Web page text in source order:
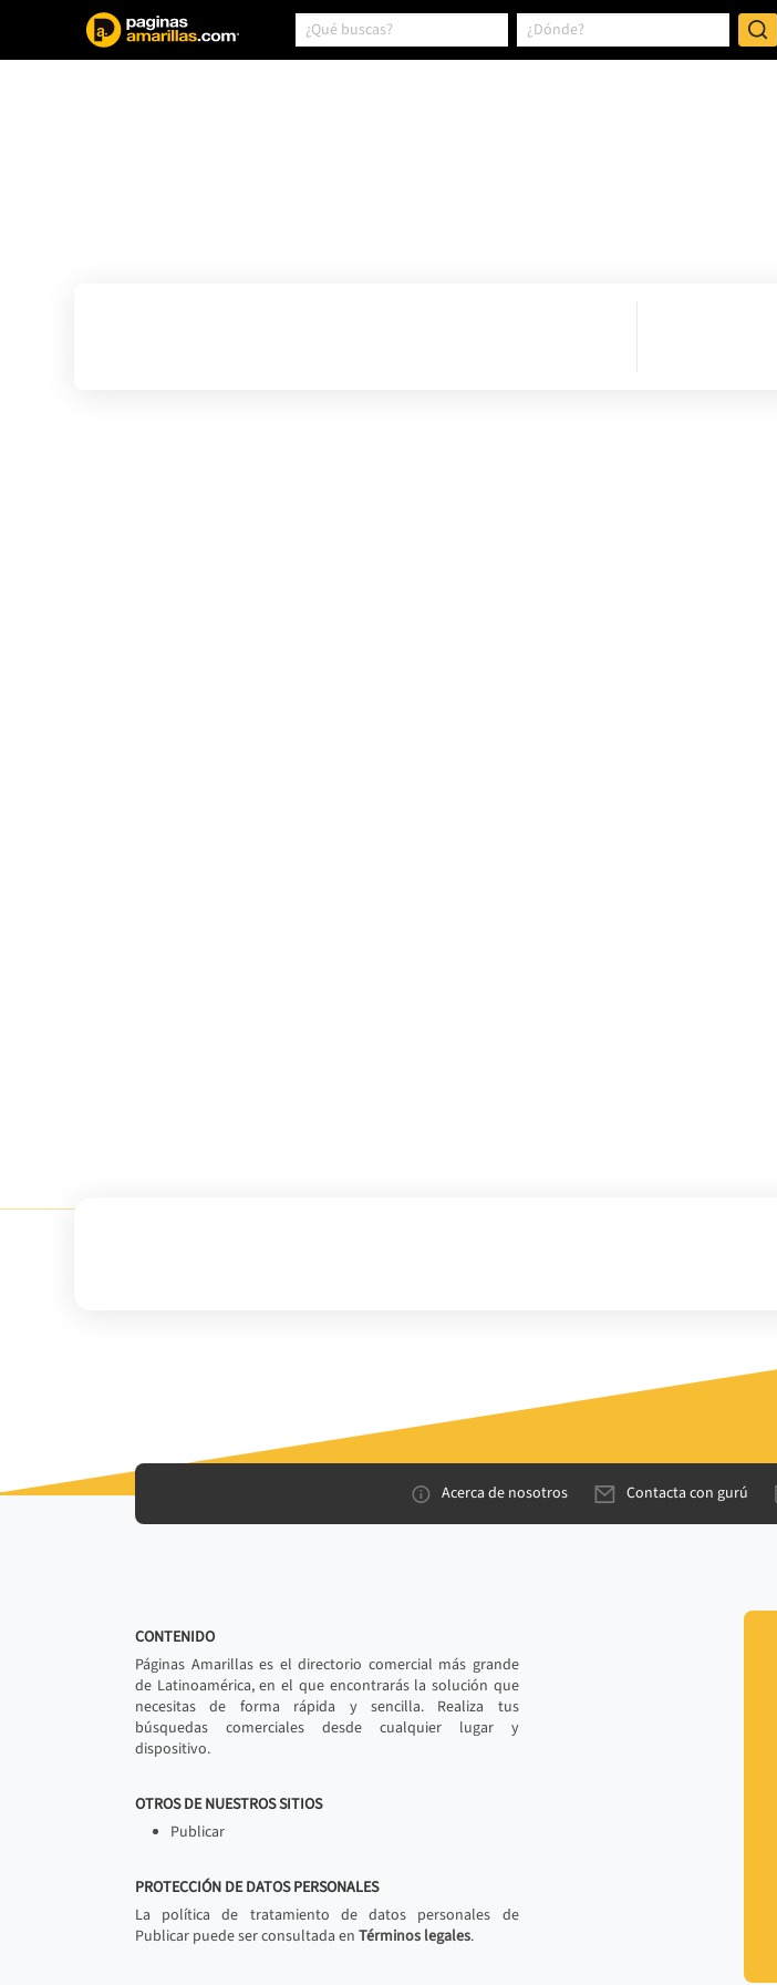
Acerca de nosotros Contacta con gurú
CONTENIDO
Páginas Amarillas es el directorio comercial más grande
de Latinoamérica, en el que encontrarás la solución que
necesitas de forma rápida y sencilla. Realiza tus
búsquedas comerciales desde cualquier lugar y
dispositivo.
OTROS DE NUESTROS SITIOS
Publicar
PROTECCIÓN DE DATOS PERSONALES
La política de tratamiento de datos personales de
Publicar puede ser consultada en Términos legales.